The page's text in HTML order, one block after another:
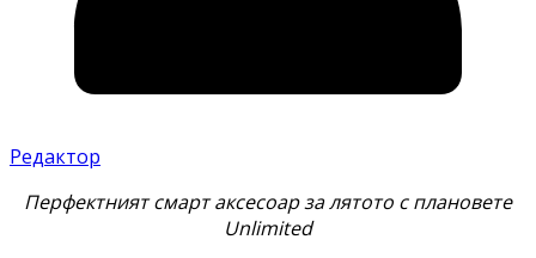
Редактор
Перфектният смарт аксесоар за лятото с плановете
Unlimited